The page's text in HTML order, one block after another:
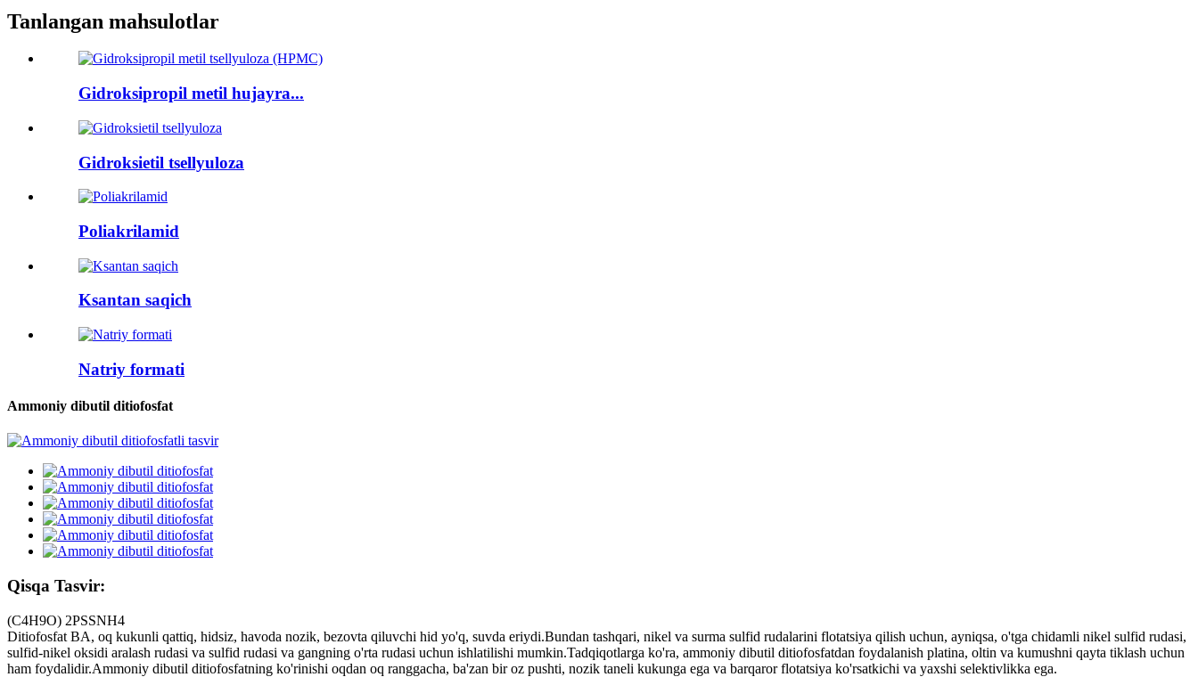
Tanlangan mahsulotlar
Gidroksipropil metil hujayra...
Gidroksietil tsellyuloza
Poliakrilamid
Ksantan saqich
Natriy formati
Ammoniy dibutil ditiofosfat
Qisqa Tasvir:
(C4H9O) 2PSSNH4
Ditiofosfat BA, oq kukunli qattiq, hidsiz, havoda nozik, bezovta qiluvchi hid yo'q, suvda eriydi.Bundan tashqari, nikel va surma sulfid rudalarini flotatsiya qilish uchun, ayniqsa, o'tga chidamli nikel sulfid rudasi,
sulfid-nikel oksidi aralash rudasi va sulfid rudasi va gangning o'rta rudasi uchun ishlatilishi mumkin.Tadqiqotlarga ko'ra, ammoniy dibutil ditiofosfatdan foydalanish platina, oltin va kumushni qayta tiklash uchun
ham foydalidir.Ammoniy dibutil ditiofosfatning ko'rinishi oqdan oq ranggacha, ba'zan bir oz pushti, nozik taneli kukunga ega va barqaror flotatsiya ko'rsatkichi va yaxshi selektivlikka ega.